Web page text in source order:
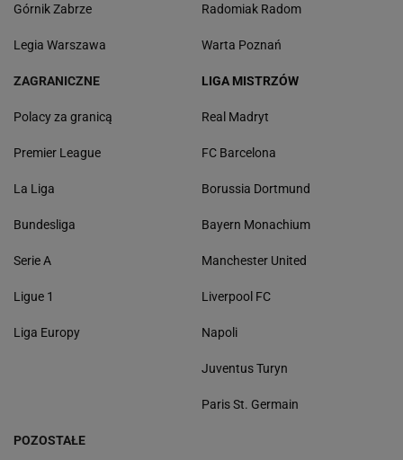
Górnik Zabrze
Legia Warszawa
Radomiak Radom
Warta Poznań
ZAGRANICZNE
Polacy za granicą
Premier League
La Liga
Bundesliga
Serie A
Ligue 1
Liga Europy
LIGA MISTRZÓW
Real Madryt
FC Barcelona
Borussia Dortmund
Bayern Monachium
Manchester United
Liverpool FC
Napoli
Juventus Turyn
Paris St. Germain
POZOSTAŁE